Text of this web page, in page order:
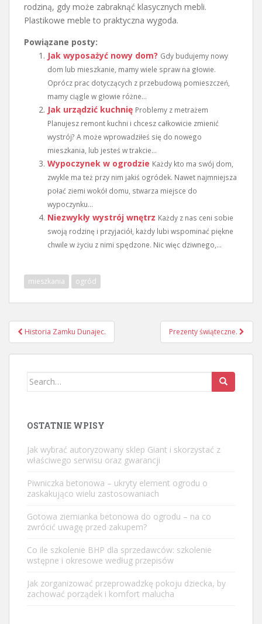
rodziną, gdy może zabraknąć klasycznych mebli.
Plastikowe meble to praktyczna wygoda.
Powiązane posty:
Jak wyposażyć nowy dom? Gdy budujemy nowy
dom lub mieszkanie, mamy wiele spraw na głowie.
Oprócz prac dotyczących z przebudową pomieszczeń,
mamy ciągle w głowie różne...
Jak urządzić kuchnię Problemy z metrażem
Planujesz remont kuchni i chcesz całkowicie zmienić
wystrój? A może wprowadziłeś się do nowego
mieszkania, lub jesteś w trakcie...
Wypoczynek w ogrodzie Każdy kto ma swój dom,
zwykle ma też przy nim jakiś ogródek. Nawet najmniejsza
połać ziemi wokół domu, stwarza miejsce do
wypoczynku...
Niezwykły wystrój wnętrz Każdy z nas ceni sobie
swoją rodzinę i przyjaciół, każdy lubi wspominać piękne
chwile w życiu z nimi spędzone. Nic więc dziwnego,...
mieszkania ogród
Nawigacja
wpisu
Historia Zamku Dunajec. Prezenty świąteczne.
Search
OSTATNIE WPISY
Jak wybrać autoryzowany sklep Giant i skorzystać z
właściwego serwisu oraz gwarancji
Piwniczka betonowa – ukryty element ogrodu o
zaskakująco wielu zastosowaniach
Gotowa ziemianka betonowa do ogrodu – na co
zwrócić uwagę przed zakupem?
Co ile szkolenie BHP dla sprzedawców: szkolenie
wstępne i okresowe według przepisów
Jak zorganizować przeprowadzkę pokoju dziecka, by
zachować porządek i komfort malucha